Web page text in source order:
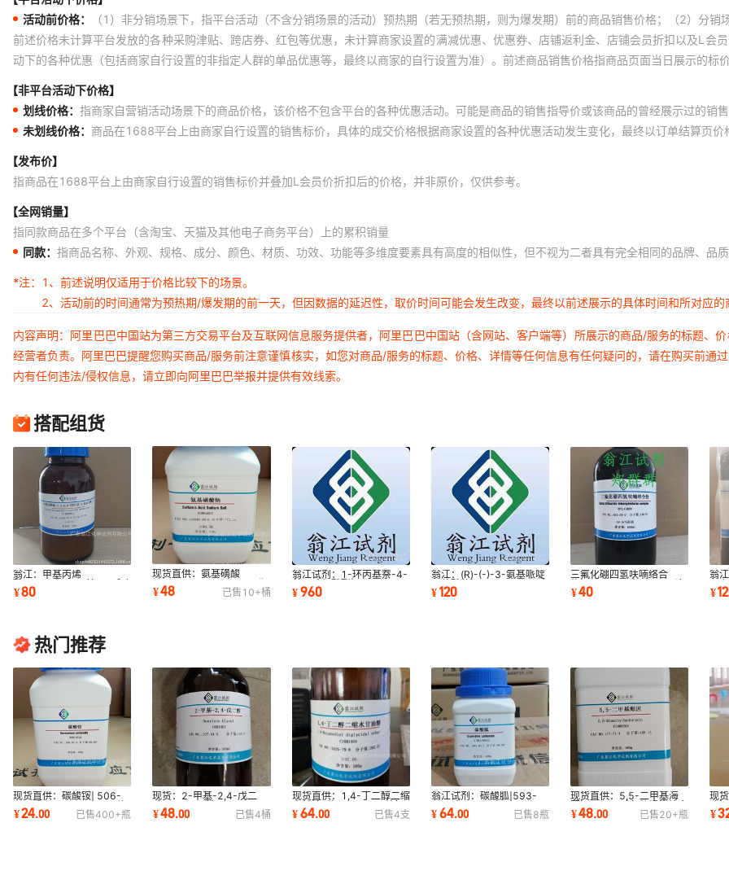
活动前价格：
（1）非分销场景下，指平台活动（不含分销场景的活动）预热期（若无预热期，则为爆发期）前的商品销售价格；（2）分
前述价格未计算平台发放的各种采购津贴、跨店券、红包等优惠，未计算商家设置的满减优惠、优惠券、店铺返利金、店铺会员折扣以及L会
动下的各种优惠（包括商家自行设置的非指定人群的单品优惠等，最终以商家的自行设置为准）。前述商品销售价格指商品页面当日展示的
【非平台活动下价格】
划线价格： 指商家自营销活动场景下的商品价格，该价格不包含平台的各种优惠活动。可能是商品的销售指导价或该商品的曾经展示过的销
未划线价格： 商品在1688平台上由商家自行设置的销售标价，具体的成交价格根据商家设置的各种优惠活动发生变化，最终以订单结算页价
【发布价】
指商品在1688平台上由商家自行设置的销售标价并叠加L会员价折扣后的价格，并非原价，仅供参考。
【全网销量】
指同款商品在多个平台（含淘宝、天猫及其他电子商务平台）上的累积销量
同款： 指商品名称、外观、规格、成分、颜色、材质、功效、功能等多维度要素具有高度的相似性，但不视为二者具有完全相同的品牌、品
*注：
1、前述说明仅适用于价格比较下的场景。
2、活动前的时间通常为预热期/爆发期的前一天，但因数据的延迟性，取价时间可能会发生改变，最终以前述展示的具体时间和所对应的
内容声明：阿里巴巴中国站为第三方交易平台及互联网信息服务提供者，阿里巴巴中国站（含网站、客户端等）所展示的商品/服务的标题、
经营者负责。阿里巴巴提醒您购买商品/服务前注意谨慎核实，如您对商品/服务的标题、价格、详情等任何信息有任何疑问的，请在购买前通
内有任何违法/侵权信息，请立即向阿里巴巴举报并提供有效线索。
搭配组货
翁江：甲基丙烯
酸-2,2,6,6-四甲基-4-哌啶
基酯|31582-45-3|5g-
¥80
现货直供：氨基磺酸
钠|13845-18-6|500g/瓶
P固体
¥48 已售 10+桶
翁江试剂：1-环丙基萘-4-
基异硫氰酸酯|878671-
95-5|≥98.0%|1g
¥960
翁江：(R)-(-)-3-氨基哌啶
二盐酸盐|334618-23-4|
≥98.0%|5g-100g
¥120
三氟化硼四氢呋喃络合
物|462-34-0|46-50%溶
液|100ml-500ml
¥40
翁
4-
¥
热门推荐
现货直供：碳酸铵| 506-
87-6|500g-25KG P固体
翁江试剂
¥24.00 已售400+瓶
现货：2-甲基-2,4-戊二
醇、异己二醇|107-41-
5|500ml-25L P液体
¥48.00 已售4桶
现货直供：1,4-丁二醇二缩
水甘油醚|2425-79-8|各
种规格纯度 翁江
¥64.00 已售4支
翁江试剂：碳酸胍|593-
85-1|≥99.0%|500g/瓶 P
固体
¥64.00 已售8瓶
现货直供：5,5-二甲基海
因|77-71-4|各种规格纯度
P固体
¥48.00 已售20+瓶
现
胺
¥